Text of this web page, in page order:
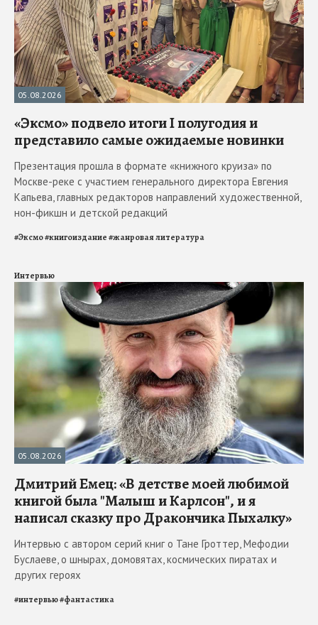
05.08.2026
«Эксмо» подвело итоги I полугодия и
представило самые ожидаемые новинки
Презентация прошла в формате «книжного круиза» по
Москве-реке с участием генерального директора Евгения
Капьева, главных редакторов направлений художественной,
нон-фикшн и детской редакций
#Эксмо#книгоиздание#жанровая литература
Интервью
05.08.2026
Дмитрий Емец: «В детстве моей любимой
книгой была "Малыш и Карлсон", и я
написал сказку про Дракончика Пыхалку»
Интервью с автором серий книг о Тане Гроттер, Мефодии
Буслаеве, о шнырах, домовятах, космических пиратах и
других героях
#интервью#фантастика